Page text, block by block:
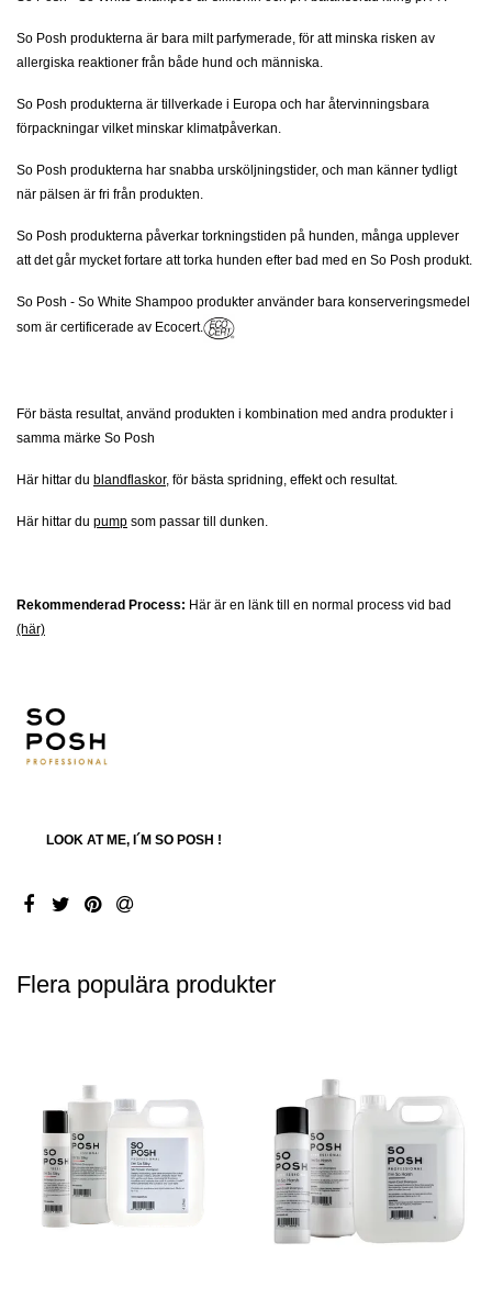
So Posh produkterna är bara milt parfymerade, för att minska risken av
allergiska reaktioner från både hund och människa.
So Posh produkterna är tillverkade i Europa och har återvinningsbara
förpackningar vilket minskar klimatpåverkan.
So Posh produkterna har snabba ursköljningstider, och man känner tydligt
när pälsen är fri från produkten.
So Posh produkterna påverkar torkningstiden på hunden, många upplever
att det går mycket fortare att torka hunden efter bad med en So Posh produkt.
So Posh - So White Shampoo produkter använder bara konserveringsmedel
som är certificerade av Ecocert.
För bästa resultat, använd produkten i kombination med andra produkter i
samma märke So Posh
Här hittar du blandflaskor, för bästa spridning, effekt och resultat.
Här hittar du pump som passar till dunken.
Rekommenderad Process: Här är en länk till en normal process vid bad
(här)
LOOK AT ME, I´M SO POSH !
Flera populära produkter